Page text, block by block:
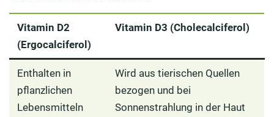
Vitamin D2
(Ergocalciferol)
Vitamin D3 (Cholecalciferol)
Enthalten in
pflanzlichen
Lebensmitteln
Wird aus tierischen Quellen
bezogen und bei
Sonnenstrahlung in der Haut